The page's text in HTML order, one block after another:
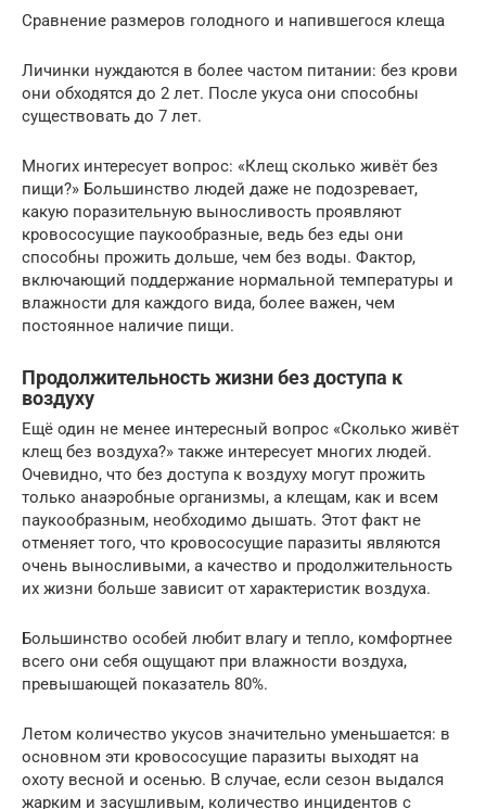
Сравнение размеров голодного и напившегося клеща
Личинки нуждаются в более частом питании: без крови
они обходятся до 2 лет. После укуса они способны
существовать до 7 лет.
Многих интересует вопрос: «Клещ сколько живёт без
пищи?» Большинство людей даже не подозревает,
какую поразительную выносливость проявляют
кровососущие паукообразные, ведь без еды они
способны прожить дольше, чем без воды. Фактор,
включающий поддержание нормальной температуры и
влажности для каждого вида, более важен, чем
постоянное наличие пищи.
Продолжительность жизни без доступа к
воздуху
Ещё один не менее интересный вопрос «Сколько живёт
клещ без воздуха?» также интересует многих людей.
Очевидно, что без доступа к воздуху могут прожить
только анаэробные организмы, а клещам, как и всем
паукообразным, необходимо дышать. Этот факт не
отменяет того, что кровососущие паразиты являются
очень выносливыми, а качество и продолжительность
их жизни больше зависит от характеристик воздуха.
Большинство особей любит влагу и тепло, комфортнее
всего они себя ощущают при влажности воздуха,
превышающей показатель 80%.
Летом количество укусов значительно уменьшается: в
основном эти кровососущие паразиты выходят на
охоту весной и осенью. В случае, если сезон выдался
жарким и засушливым, количество инцидентов с